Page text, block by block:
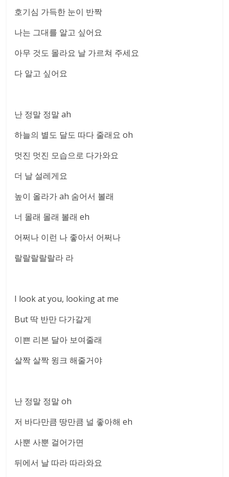
호기심 가득한 눈이 반짝
나는 그대를 알고 싶어요
아무 것도 몰라요 날 가르쳐 주세요
다 알고 싶어요
난 정말 정말 ah
하늘의 별도 달도 따다 줄래요 oh
멋진 멋진 모습으로 다가와요
더 날 설레게요
높이 올라가 ah 숨어서 볼래
너 몰래 몰래 볼래 eh
어쩌나 이런 나 좋아서 어쩌나
랄랄랄랄랄라 라
I look at you, looking at me
But 딱 반만 다가갈게
이쁜 리본 달아 보여줄래
살짝 살짝 윙크 해줄거야
난 정말 정말 oh
저 바다만큼 땅만큼 널 좋아해 eh
사뿐 사뿐 걸어가면
뒤에서 날 따라 따라와요